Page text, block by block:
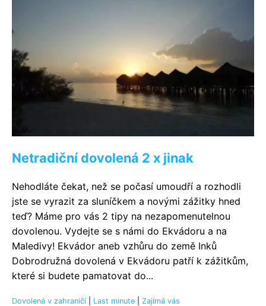
Netradiční dovolená 2 x jinak
Nehodláte čekat, než se počasí umoudří a rozhodli
jste se vyrazit za sluníčkem a novými zážitky hned
teď? Máme pro vás 2 tipy na nezapomenutelnou
dovolenou. Vydejte se s námi do Ekvádoru a na
Maledivy! Ekvádor aneb vzhůru do země Inků
Dobrodružná dovolená v Ekvádoru patří k zážitkům,
které si budete pamatovat do...
Dovolená v zahraničí Last minute Zajímá vás